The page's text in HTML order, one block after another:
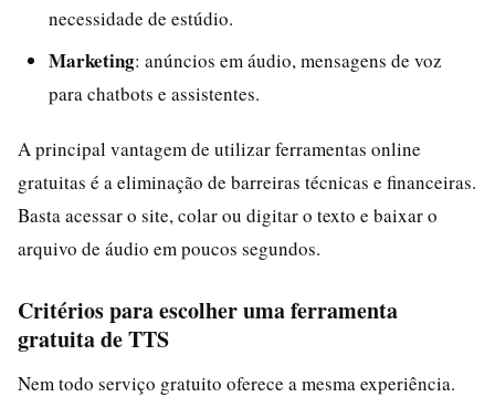
necessidade de estúdio.
Marketing: anúncios em áudio, mensagens de voz
para chatbots e assistentes.
A principal vantagem de utilizar ferramentas online
gratuitas é a eliminação de barreiras técnicas e financeiras.
Basta acessar o site, colar ou digitar o texto e baixar o
arquivo de áudio em poucos segundos.
Critérios para escolher uma ferramenta
gratuita de TTS
Nem todo serviço gratuito oferece a mesma experiência.